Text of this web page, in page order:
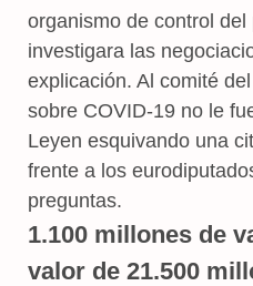
organismo de control
investigara las
explicación. Al comité
sobre COVID-19 no le
Leyen esquivando una
frente a los
preguntas.
1.100 millones de
valor de 21.500